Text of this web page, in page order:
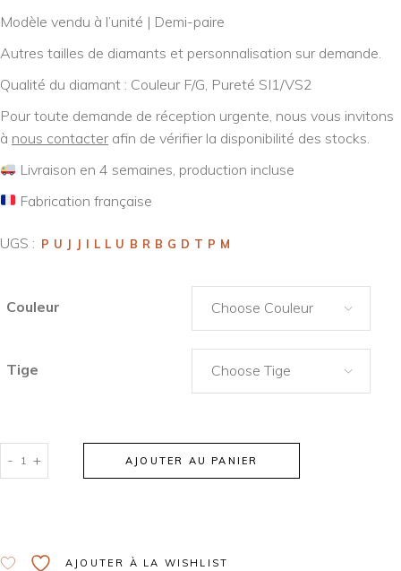
Modèle vendu à l’unité | Demi-paire
Autres tailles de diamants et personnalisation sur demande.
Qualité du diamant : Couleur F/G, Pureté SI1/VS2
Pour toute demande de réception urgente, nous vous invitons
à nous contacter afin de vérifier la disponibilité des stocks.
Livraison en 4 semaines, production incluse
Fabrication française
UGS : PUJJILLUBRBGDTPM
Couleur Choose Couleur
Tige Choose Tige
- + AJOUTER AU PANIER
AJOUTER À LA WISHLIST